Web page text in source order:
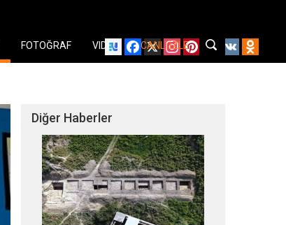
Facebook
X Instagram
PinterestYouTube
VK
FOTOĞRAF VIDEO CANLI İZLE
Diğer Haberler